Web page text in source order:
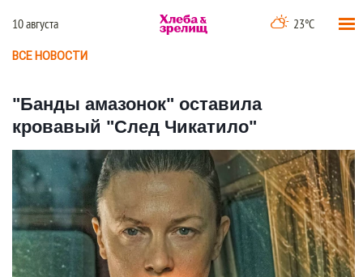
10 августа 23°C
ВСЕ НОВОСТИ
"Банды амазонок" оставила
кровавый "След Чикатило"